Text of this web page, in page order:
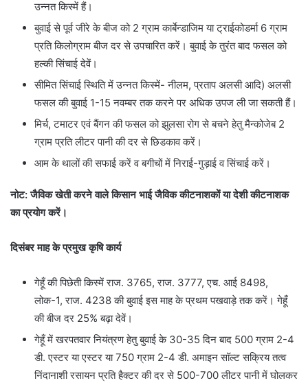
उन्नत किस्में हैं।
बुवाई से पूर्व जीरे के बीज को 2 ग्राम कार्बेन्डाजिम या ट्राईकोडर्मा 6 ग्राम
प्रति किलोग्राम बीज दर से उपचारित करें। बुवाई के तुरंत बाद फसल को
हल्की सिंचाई देवें।
सीमित सिंचाई स्थिति में उन्नत किस्में- नीलम, प्रताप अलसी आदि) अलसी
फसल की बुवाई 1-15 नवम्बर तक करने पर अधिक उपज ली जा सकती हैं।
मिर्च, टमाटर एवं बैंगन की फसल को झुलसा रोग से बचने हेतु मैन्कोजेब 2
ग्राम प्रति लीटर पानी की दर से छिडकाव करें।
आम के थालों की सफाई करें व बगीचों में निराई-गुड़ाई व सिंचाई करें।
नोट: जैविक खेती करने वाले किसान भाई जैविक कीटनाशकों या देशी कीटनाशक
का प्रयोग करें।
दिसंबर माह के प्रमुख कृषि कार्य
गेहूँ की पिछेती किस्में राज. 3765, राज. 3777, एच. आई 8498,
लोक-1, राज. 4238 की बुवाई इस माह के प्रथम पखवाड़े तक करें। गेहूँ
की बीज दर 25% बढ़ा देवें।
गेहूँ में खरपतवार नियंत्रण हेतु बुवाई के 30-35 दिन बाद 500 ग्राम 2-4
डी. एस्टर या एस्टर या 750 ग्राम 2-4 डी. अमाइन सॉल्ट सक्रिय तत्व
निंदानाशी रसायन प्रति हैक्टर की दर से 500-700 लीटर पानी में घोलकर